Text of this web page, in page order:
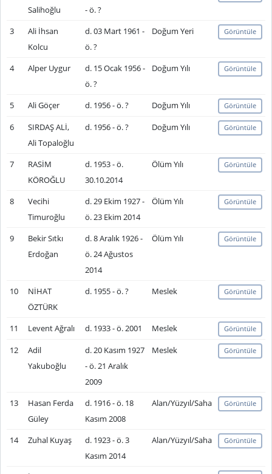
Salihoğlu
- ö. ?
3
Ali İhsan
Kolcu
d. 03 Mart 1961 -
ö. ?
Doğum Yeri Görüntüle
4 Alper Uygur
d. 15 Ocak 1956 -
ö. ?
Doğum Yılı Görüntüle
5 Ali Göçer d. 1956 - ö. ? Doğum Yılı Görüntüle
6
SIRDAŞ ALİ,
Ali Topaloğlu
d. 1956 - ö. ? Doğum Yılı Görüntüle
7
RASİM
KÖROĞLU
d. 1953 - ö.
30.10.2014
Ölüm Yılı Görüntüle
8
Vecihi
Timuroğlu
d. 29 Ekim 1927 -
ö. 23 Ekim 2014
Ölüm Yılı Görüntüle
9
Bekir Sıtkı
Erdoğan
d. 8 Aralık 1926 -
ö. 24 Ağustos
2014
Ölüm Yılı Görüntüle
10
NİHAT
ÖZTÜRK
d. 1955 - ö. ? Meslek Görüntüle
11 Levent Ağralı d. 1933 - ö. 2001 Meslek Görüntüle
12
Adil
Yakuboğlu
d. 20 Kasım 1927
- ö. 21 Aralık
2009
Meslek Görüntüle
13
Hasan Ferda
Güley
d. 1916 - ö. 18
Kasım 2008
Alan/Yüzyıl/Saha Görüntüle
14 Zuhal Kuyaş
d. 1923 - ö. 3
Kasım 2014
Alan/Yüzyıl/Saha Görüntüle